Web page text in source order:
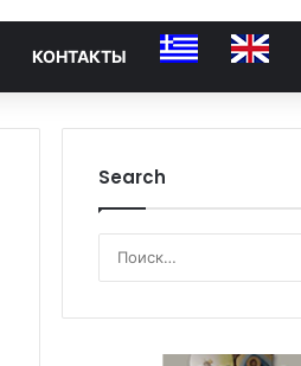
КОНТАКТЫ
Search